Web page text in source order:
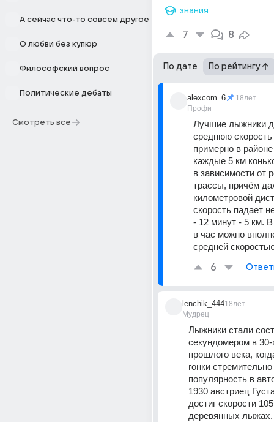
А сейчас что-то совсем другое
О любви без купюр
Философский вопрос
Политические дебаты
Смотреть все
знания
7 8
По дате По рейтингу
alexcom_6
Профи
18лет
Лучшие лыжники
среднюю скорость
примерно в
каждые 5 км
в зависимости от
трассы, причём
километровой
скорость падает
- 12 минут - 5 км.
в час можно
средней
6
lenchik_444
Мудрец
18лет
Лыжники стали
секундомером в 30-
прошлого века,
гонки
популярность в
1930 австриец
достиг скорости
деревянных лыжах.